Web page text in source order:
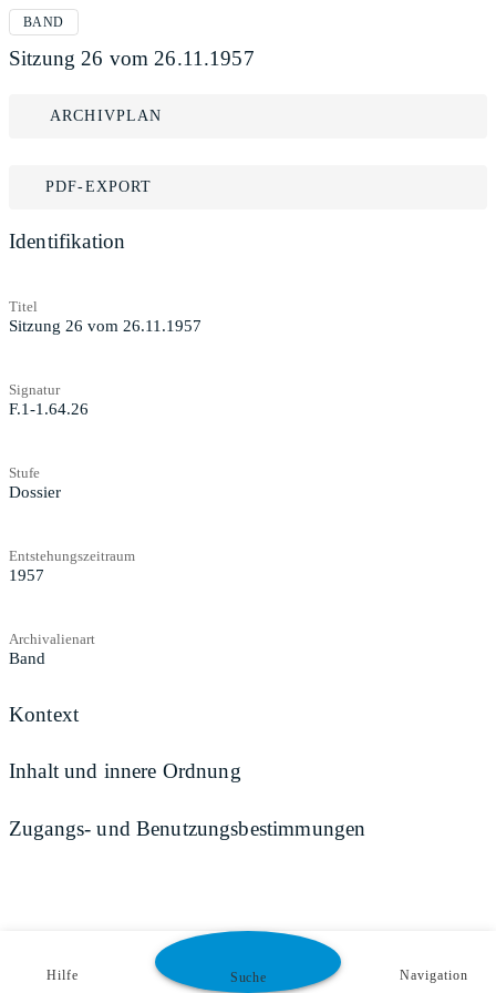
BAND
Sitzung 26 vom 26.11.1957
ARCHIVPLAN
PDF-EXPORT
Identifikation
Titel
Sitzung 26 vom 26.11.1957
Signatur
F.1-1.64.26
Stufe
Dossier
Entstehungszeitraum
1957
Archivalienart
Band
Kontext
Inhalt und innere Ordnung
Zugangs- und Benutzungsbestimmungen
Hilfe Suche Navigation